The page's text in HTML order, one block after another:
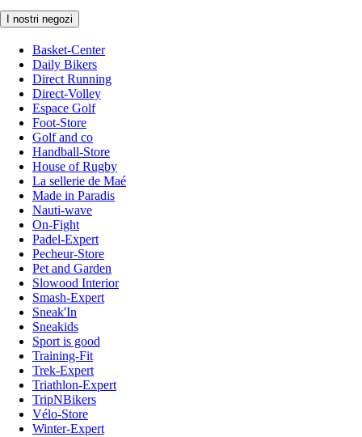
I nostri negozi
Basket-Center
Daily Bikers
Direct Running
Direct-Volley
Espace Golf
Foot-Store
Golf and co
Handball-Store
House of Rugby
La sellerie de Maé
Made in Paradis
Nauti-wave
On-Fight
Padel-Expert
Pecheur-Store
Pet and Garden
Slowood Interior
Smash-Expert
Sneak'In
Sneakids
Sport is good
Training-Fit
Trek-Expert
Triathlon-Expert
TripNBikers
Vélo-Store
Winter-Expert